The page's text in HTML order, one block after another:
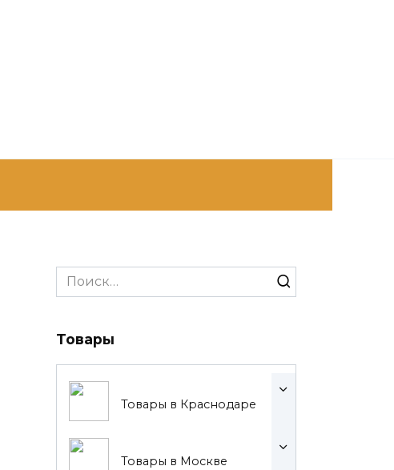
Search
for:
Товары
Товары в Краснодаре
Товары в Москве